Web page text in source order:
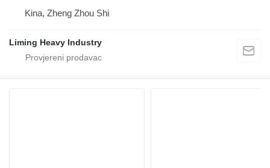
Kina, Zheng Zhou Shi
Liming Heavy Industry